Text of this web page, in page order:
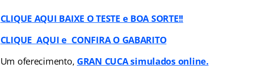
CLIQUE AQUI BAIXE O TESTE e BOA SORTE!!
CLIQUE AQUI e CONFIRA O GABARITO
Um oferecimento, GRAN CUCA simulados online.